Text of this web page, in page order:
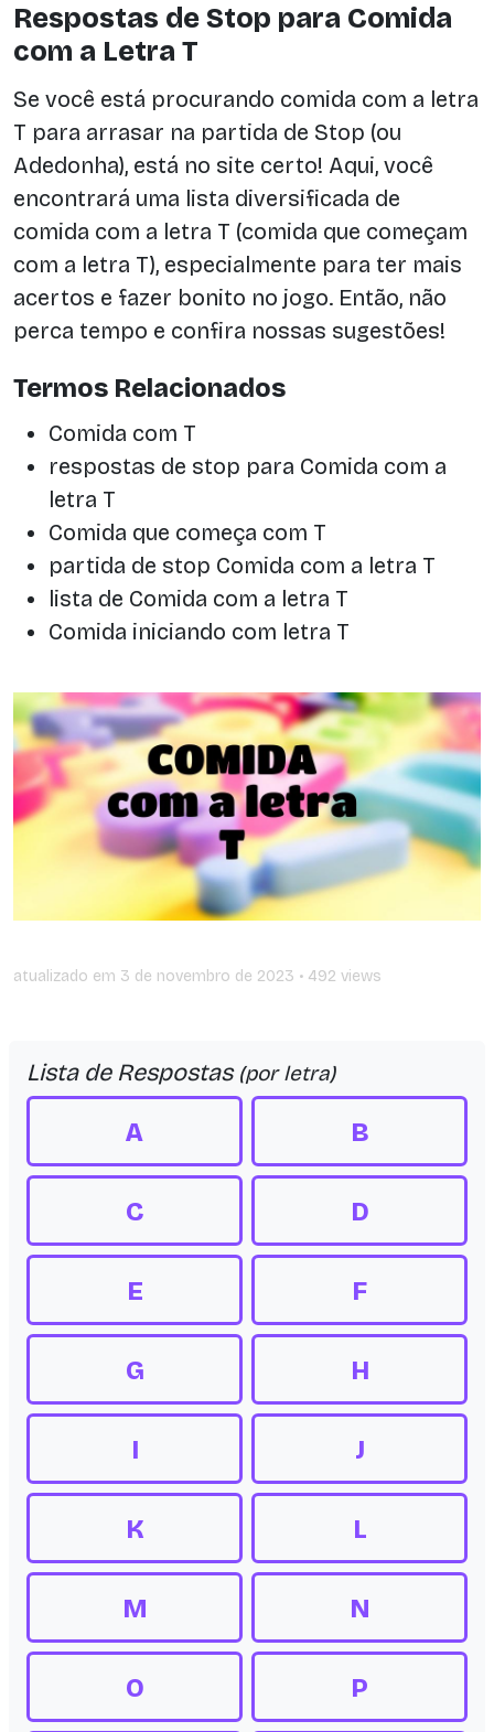
Respostas de Stop para Comida
com a Letra T
Se você está procurando comida com a letra
T para arrasar na partida de Stop (ou
Adedonha), está no site certo! Aqui, você
encontrará uma lista diversificada de
comida com a letra T (comida que começam
com a letra T), especialmente para ter mais
acertos e fazer bonito no jogo. Então, não
perca tempo e confira nossas sugestões!
Termos Relacionados
Comida com T
respostas de stop para Comida com a
letra T
Comida que começa com T
partida de stop Comida com a letra T
lista de Comida com a letra T
Comida iniciando com letra T
atualizado em 3 de novembro de 2023 • 492 views
Lista de Respostas (por letra)
A B
C D
E F
G H
I J
K L
M N
O P